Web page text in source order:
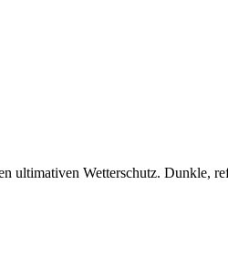
ultimativen Wetterschutz. Dunkle,